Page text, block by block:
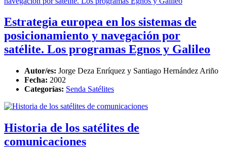
Estrategia europea en los sistemas de
posicionamiento y navegación por
satélite. Los programas Egnos y Galileo
Autor/es: Jorge Deza Enríquez y Santiago Hernández Ariño
Fecha: 2002
Categorías: Senda Satélites
Historia de los satélites de
comunicaciones